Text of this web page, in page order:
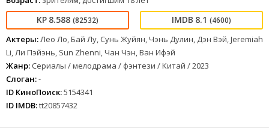
8.588 (82532) 8.1 (4600)
Актеры:Лео Ло, Бай Лу, Сунь Жуйян, Чэнь Дулин, Дэн Вэй, Jeremiah
Li, Ли Пэйэнь, Sun Zhenni, Чан Чэн, Ван Ифэй
Жанр: Сериалы / мелодрама / фэнтези / Китай / 2023
Слоган:-
ID КиноПоиск:5154341
ID IMDB:tt20857432